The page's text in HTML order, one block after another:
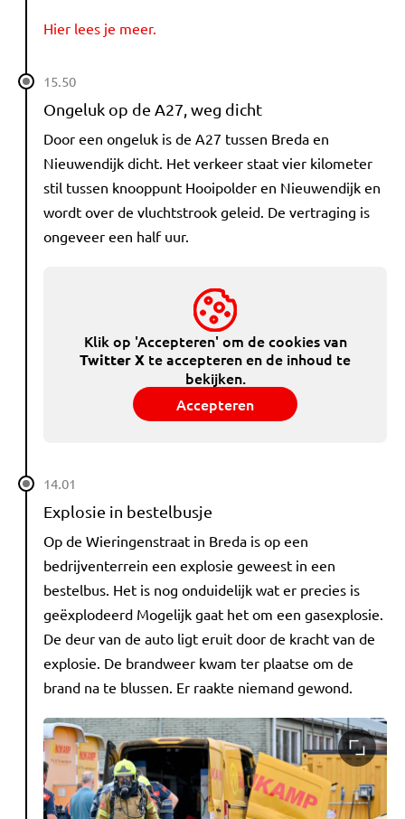
Hier lees je meer.
15.50
Ongeluk op de A27, weg dicht
Door een ongeluk is de A27 tussen Breda en
Nieuwendijk dicht. Het verkeer staat vier kilometer
stil tussen knooppunt Hooipolder en Nieuwendijk en
wordt over de vluchtstrook geleid. De vertraging is
ongeveer een half uur.
Klik op 'Accepteren' om de cookies van
Twitter X te accepteren en de inhoud te
bekijken.
Accepteren
14.01
Explosie in bestelbusje
Op de Wieringenstraat in Breda is op een
bedrijventerrein een explosie geweest in een
bestelbus. Het is nog onduidelijk wat er precies is
geëxplodeerd Mogelijk gaat het om een gasexplosie.
De deur van de auto ligt eruit door de kracht van de
explosie. De brandweer kwam ter plaatse om de
brand na te blussen. Er raakte niemand gewond.